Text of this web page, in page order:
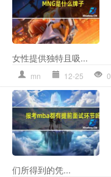
女性提供独特且吸...
mn 12-25 0
们所得到的凭...